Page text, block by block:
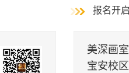
报名开
美深画室
宝安校区